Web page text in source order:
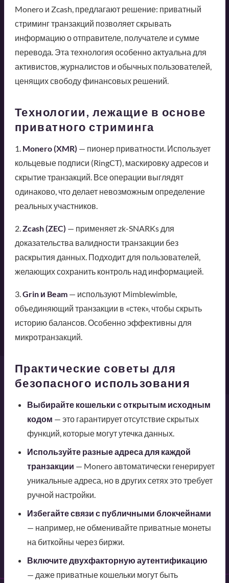
Monero и Zcash, предлагают решение: приватный
стриминг транзакций позволяет скрывать
информацию о отправителе, получателе и сумме
перевода. Эта технология особенно актуальна для
активистов, журналистов и обычных пользователей,
ценящих свободу финансовых решений.
Технологии, лежащие в основе
приватного стриминга
1. Monero (XMR) — пионер приватности. Использует
кольцевые подписи (RingCT), маскировку адресов и
скрытие транзакций. Все операции выглядят
одинаково, что делает невозможным определение
реальных участников.
2. Zcash (ZEC) — применяет zk-SNARKs для
доказательства валидности транзакции без
раскрытия данных. Подходит для пользователей,
желающих сохранить контроль над информацией.
3. Grin и Beam— используют Mimblewimble,
объединяющий транзакции в «стек», чтобы скрыть
историю балансов. Особенно эффективны для
микротранзакций.
Практические советы для
безопасного использования
Выбирайте кошельки с открытым исходным
кодом — это гарантирует отсутствие скрытых
функций, которые могут утечка данных.
Используйте разные адреса для каждой
транзакции — Monero автоматически генерирует
уникальные адреса, но в других сетях это требует
ручной настройки.
Избегайте связи с публичными блокчейнами
— например, не обменивайте приватные монеты
на биткойны через биржи.
Включите двухфакторную аутентификацию
— даже приватные кошельки могут быть